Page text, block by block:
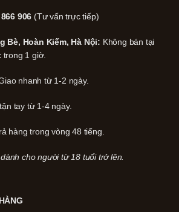
906 (Tư vấn trực tiếp)
Bè, Hoàn Kiếm, Hà Nội: Không bán tại
trong 1 giờ.
nhanh từ 1-2 ngày.
tay từ 1-4 ngày.
hàng trong vòng 48 tiếng.
cho người từ 18 tuổi trở lên.